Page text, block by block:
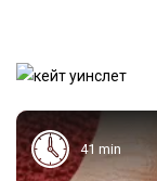
41 min